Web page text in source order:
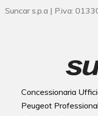
Suncar s.p.a | P.iva:
Concessionaria
Peugeot